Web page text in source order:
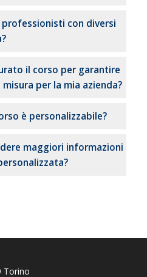
con diversi
il corso per garantire
per la mia azienda?
è personalizzabile?
maggiori informazioni
Torino